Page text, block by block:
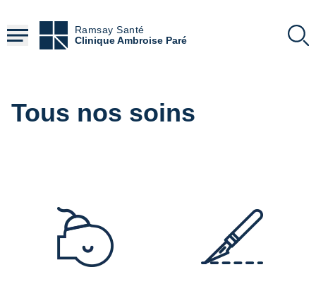
contenu
principal
Ramsay Santé
Clinique Ambroise Paré
Tous nos soins